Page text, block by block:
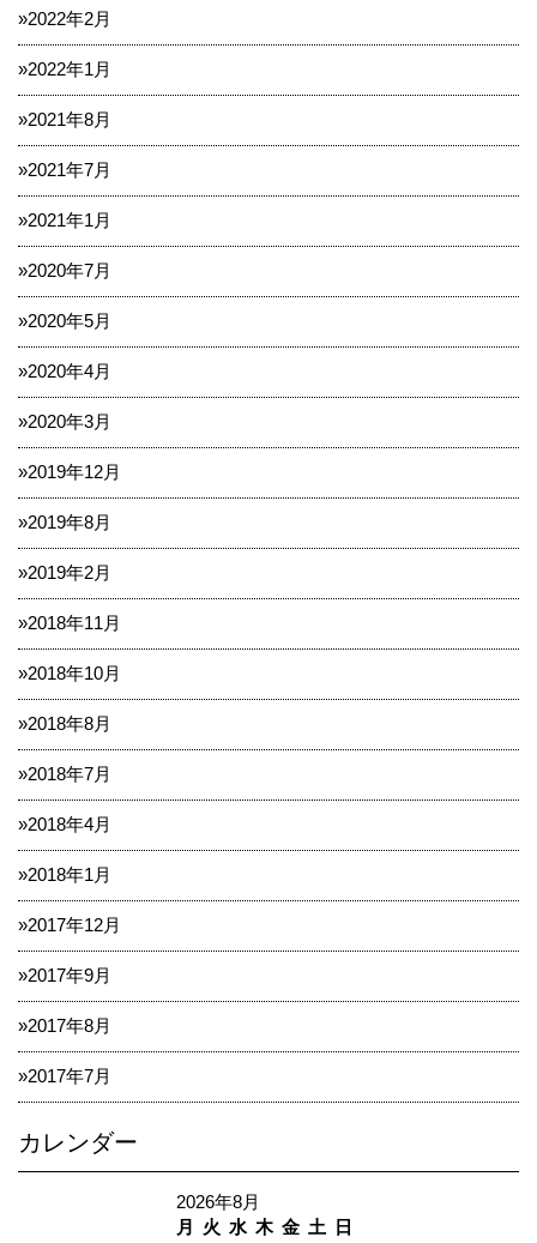
2022年2月
2022年1月
2021年8月
2021年7月
2021年1月
2020年7月
2020年5月
2020年4月
2020年3月
2019年12月
2019年8月
2019年2月
2018年11月
2018年10月
2018年8月
2018年7月
2018年4月
2018年1月
2017年12月
2017年9月
2017年8月
2017年7月
カレンダー
2026年8月
月
火 水 木 金 土 日